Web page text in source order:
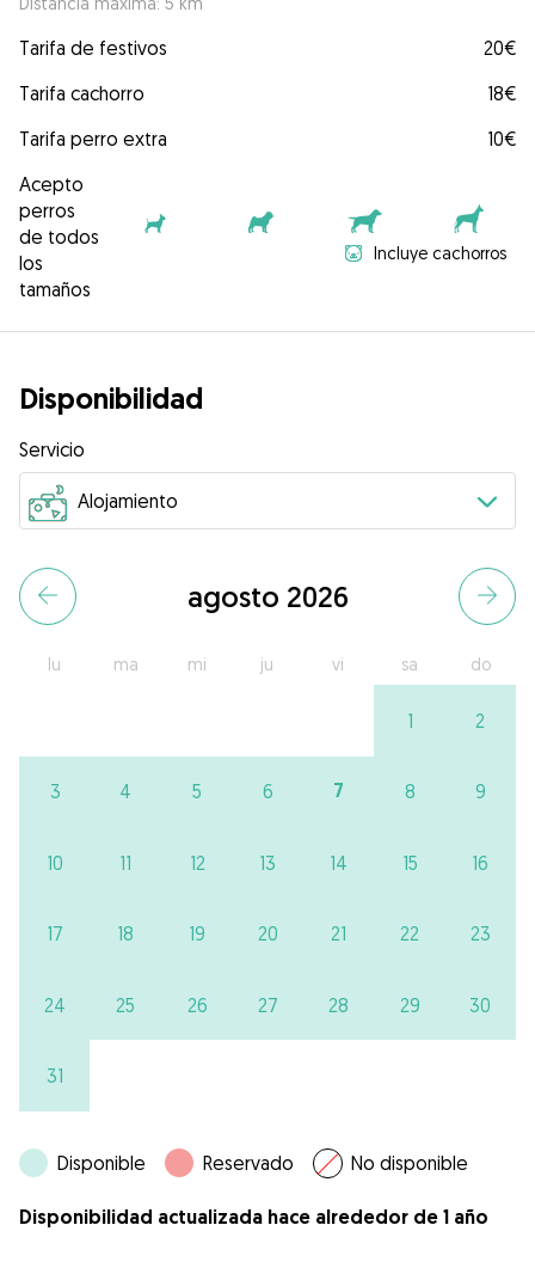
Tarifa de festivos
20€
Tarifa cachorro
18€
Tarifa perro extra
10€
Acepto
perros
de todos
los
tamaños
Incluye cachorros
Disponibilidad
Servicio
agosto 2026
lu ma mi ju vi sa do
1 2
3 4 5 6 7 8 9
10 11 12 13 14 15 16
17 18 19 20 21 22 23
24 25 26 27 28 29 30
31
Disponible Reservado No disponible
Disponibilidad actualizada hace alrededor de 1 año